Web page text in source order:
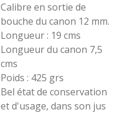
Calibre en sortie de
bouche du canon 12 mm.
Longueur : 19 cms
Longueur du canon 7,5
cms
Poids : 425 grs
Bel état de conservation
et d'usage, dans son jus